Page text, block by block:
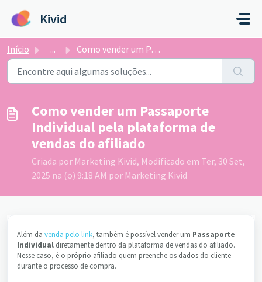
Kivid
Início ... Como vender um Passaporte Individual pela plataforma de v...
Como vender um Passaporte
Individual pela plataforma de
vendas do afiliado
Criada por Marketing Kivid, Modificado em Ter, 30 Set,
2025 na (o) 9:18 AM por Marketing Kivid
Além da venda pelo link, também é possível vender um Passaporte
Individual diretamente dentro da plataforma de vendas do afiliado.
Nesse caso, é o próprio afiliado quem preenche os dados do cliente
durante o processo de compra.